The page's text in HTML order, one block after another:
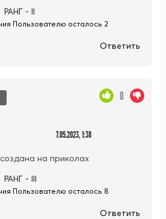
РАНГ - II
Пользователю осталось 2
Ответить
7.05.2023, 1:38
на приколах
0
РАНГ - III
Пользователю осталось 8
Ответить